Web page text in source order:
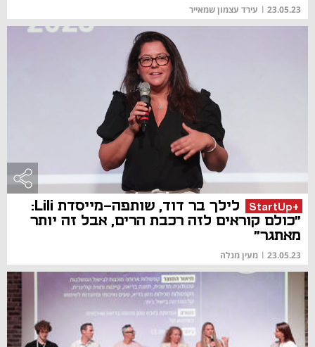
23.05.23
| עירד עצמון שמאייר
+StartUp
לילך בר דוד, שותפה-מייסדת Lili:
"כולם קוראים לזה רכבת הרים, אבל זה יותר
מאתגר"
23.05.23
| מעין מנלה